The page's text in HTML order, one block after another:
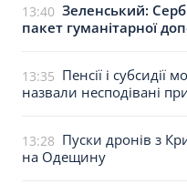
13:40 Зеленський:
пакет гуманітарної
13:35 Пенсії і субсидії
назвали несподівані
13:28 Пуски дронів з
на Одещину